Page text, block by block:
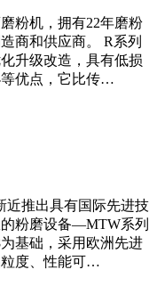
粉机，拥有22年磨粉
商和供应商。 R系列
升级改造，具有低损
优点，它比传…
近推出具有国际先进技
粉磨设备—MTW系列
基础，采用欧洲先进
粒度、性能可…